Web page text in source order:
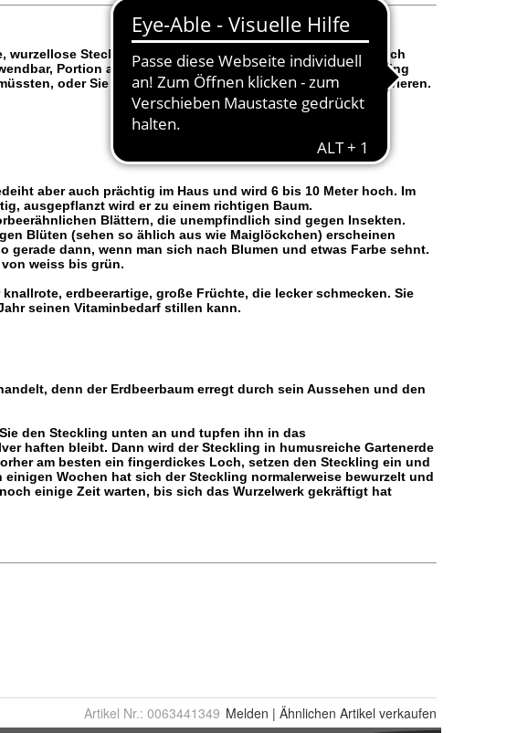
Artikel Nr.: 0063441349 Melden | Ähnlichen Artikel verkaufen